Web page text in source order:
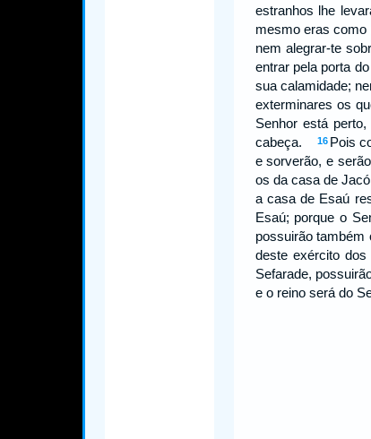
estranhos lhe
mesmo eras
nem alegrar-te
entrar pela porta
sua calamidade;
exterminares os
Senhor está
cabeça.
16 Pois
e sorverão, e
os da casa de
a casa de Esaú
Esaú; porque o
possuirão
deste exército
Sefarade,
e o reino será do